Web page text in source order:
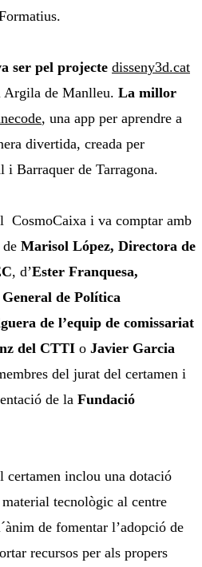
ser pel projecte disseny3d.cat
Argila de Manlleu. La millor
, una app per aprendre a
divertida, creada per
i Barraquer de Tarragona.
CosmoCaixa i va comptar amb
de Marisol López, Directora de
, d’Ester Franquesa,
de Política
de l’equip de comissariat
del CTTI o Javier Garcia
del jurat del certamen i
de la Fundació
inclou una dotació
tecnològic al centre
de fomentar l’adopció de
recursos per als propers